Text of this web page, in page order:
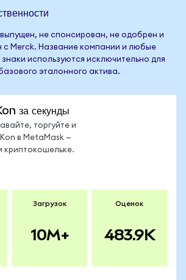
не спонсирован, не одобрен и
Merck. Название компании и любые
используются исключительно для
эталонного актива.
за секунды
торгуйте и
в MetaMask —
Загрузок
10M+
Оценок
483.9K